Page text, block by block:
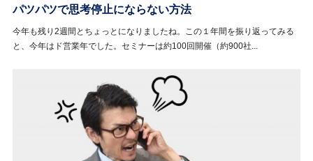
パツパツで思考停止にならない方法
今年も残り2週間とちょっとになりましたね。この１年間を振り返ってみる
と、今年はド営業年でした。セミナーは約100回開催（約900社...